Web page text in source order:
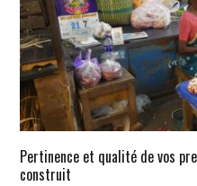
Pertinence et qualité de vos
construit